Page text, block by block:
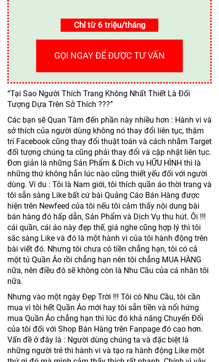
Chỉ từ 6 triệu/tháng
GỌI NGAY ĐỂ ĐƯỢC TƯ VẤN
“Tại Sao Người Thích Trang Không Nhất Thiết Là Đối
Tượng Dựa Trên Sở Thích ???”
Các bạn sẽ Quan Tâm đến phần này nhiều hơn : Hành vi và
sở thích của người dùng không nó thay đổi liên tục, thậm
trí Facebook cũng thay đổi thuật toán và cách nhắm Target
đối tượng chúng ta cũng phải thay đổi và cập nhật liên tục.
Đơn giản là những Sản Phẩm & Dich vụ HỮU HÌNH thì là
những thứ không hẳn lúc nào cũng thiết yếu đối với người
dùng. Ví du : Tôi là Nam giới, tôi thích quần áo thời trang và
tôi sẵn sàng Like bất cứ bài Quảng Cáo Bán Hàng được
hiện trên Newfeed của tôi nếu tôi cảm thấy nội dung bài
bán hàng đó hấp dẫn, Sản Phẩm và Dịch Vụ thu hút. Ôi !!!
cái quần, cái áo này đẹp thế, giá nghe cũng hợp lý thì tôi
săc sàng Like và đó là một hành vi của tôi hành động trên
bài viết đó. Nhưng tôi chưa có tiền chẳng hạn, tôi có cả
một tủ Quần Áo rồi chẳng hạn nên tôi chẳng MUA HÀNG
nữa, nên điều đó sẽ không còn là Nhu Cầu của cá nhân tôi
nữa.
Nhưng vào một ngày Đẹp Trời !!! Tôi có Nhu Cầu, tôi cần
mua vì tôi hết Quần Áo mới hay tôi sẵn tiền và nổi hứng
mua Quần Áo chẳng hạn thì lúc đó khả năng Chuyển Đổi
của tôi đối với Shop Bán Hàng trên Fanpage đó cao hơn.
Vấn đề ở đây là : Người dùng chúng ta và đặc biệt là
những người trẻ thì hành vi và tạo ra hành động Like một